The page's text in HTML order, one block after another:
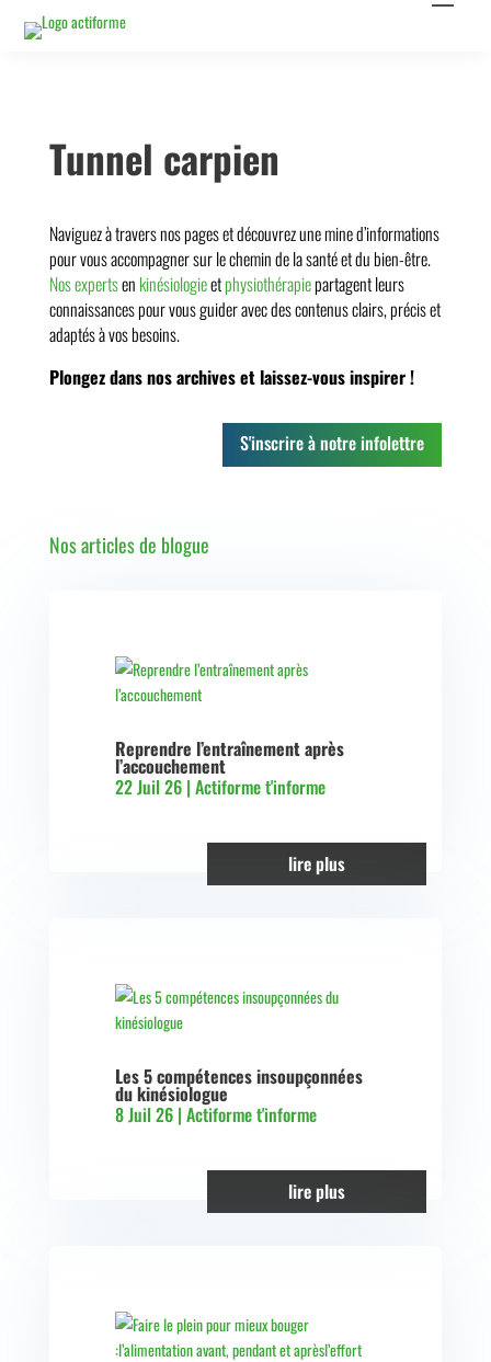
Tunnel carpien
Naviguez à travers nos pages et découvrez une mine d’informations
pour vous accompagner sur le chemin de la santé et du bien-être.
Nos expertsen kinésiologieetphysiothérapiepartagent leurs
connaissances pour vous guider avec des contenus clairs, précis et
adaptés à vos besoins.
Plongez dans nos archives et laissez-vous inspirer !
S'inscrire à notre infolettre
Nos articles de blogue
Reprendre l’entraînement après
l’accouchement
22 Juil 26| Actiforme t'informe
lire plus
Les 5 compétences insoupçonnées
du kinésiologue
8 Juil 26| Actiforme t'informe
lire plus